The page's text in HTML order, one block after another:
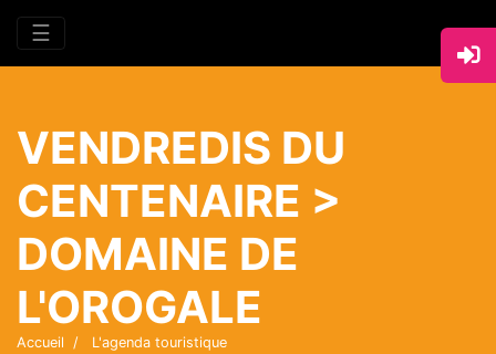
☰
VENDREDIS DU
CENTENAIRE >
DOMAINE DE
L'OROGALE
Accueil
L'agenda touristique